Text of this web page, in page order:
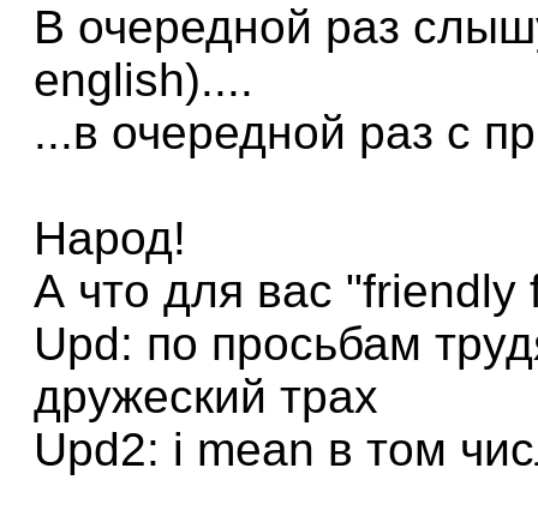
В очередной раз
english)....
...в очередной раз с
Народ!
А что для вас "friendly
Upd: по просьбам
дружеский трах
Upd2: i mean в том